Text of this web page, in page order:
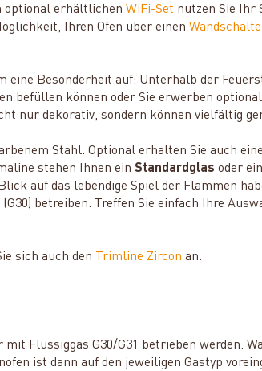
optional erhältlichenWiFi-Set nutzen Sie Ihr
Ihren Ofen über einen
eine Besonderheit auf: Unterhalb der
befüllen können oder Sie erwerben optional
nur dekorativ, sondern können vielfältig
Stahl. Optional erhalten Sie auch
stehen Ihnen einStandardglas oder
auf das lebendige Spiel der Flammen
(G30) betreiben. Treffen Sie einfach Ihre
sich auch den Trimline Zircon an.
Flüssiggas G30/G31 betrieben werden.
ist dann auf den jeweiligen Gastyp